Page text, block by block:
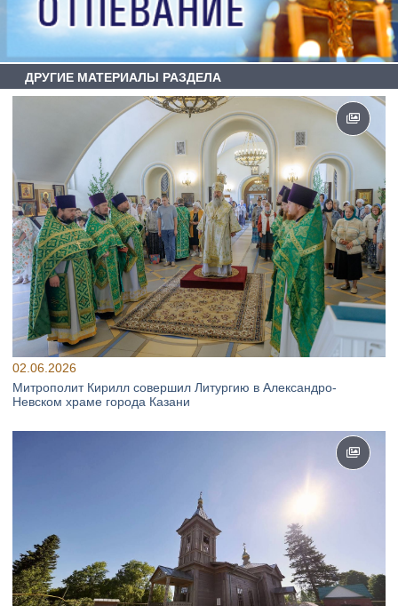
ДРУГИЕ МАТЕРИАЛЫ РАЗДЕЛА
02.06.2026
Митрополит Кирилл совершил Литургию в Александро-
Невском храме города Казани